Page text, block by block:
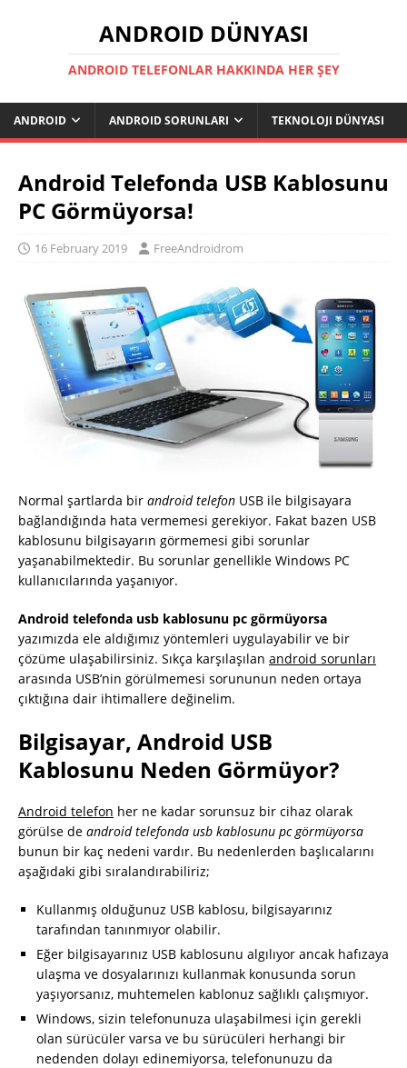
ANDROID DÜNYASI
ANDROID TELEFONLAR HAKKINDA HER ŞEY
ANDROID ANDROID SORUNLARI TEKNOLOJI DÜNYASI
Android Telefonda USB Kablosunu
PC Görmüyorsa!
16 February 2019 FreeAndroidrom
Normal şartlarda bir android telefon USB ile bilgisayara
bağlandığında hata vermemesi gerekiyor. Fakat bazen USB
kablosunu bilgisayarın görmemesi gibi sorunlar
yaşanabilmektedir. Bu sorunlar genellikle Windows PC
kullanıcılarında yaşanıyor.
Android telefonda usb kablosunu pc görmüyorsa
yazımızda ele aldığımız yöntemleri uygulayabilir ve bir
çözüme ulaşabilirsiniz. Sıkça karşılaşılan android sorunları
arasında USB’nin görülmemesi sorununun neden ortaya
çıktığına dair ihtimallere değinelim.
Bilgisayar, Android USB
Kablosunu Neden Görmüyor?
Android telefon her ne kadar sorunsuz bir cihaz olarak
görülse de android telefonda usb kablosunu pc görmüyorsa
bunun bir kaç nedeni vardır. Bu nedenlerden başlıcalarını
aşağıdaki gibi sıralandırabiliriz;
Kullanmış olduğunuz USB kablosu, bilgisayarınız
tarafından tanınmıyor olabilir.
Eğer bilgisayarınız USB kablosunu algılıyor ancak hafızaya
ulaşma ve dosyalarınızı kullanmak konusunda sorun
yaşıyorsanız, muhtemelen kablonuz sağlıklı çalışmıyor.
Windows, sizin telefonunuza ulaşabilmesi için gerekli
olan sürücüler varsa ve bu sürücüleri herhangi bir
nedenden dolayı edinemiyorsa, telefonunuzu da